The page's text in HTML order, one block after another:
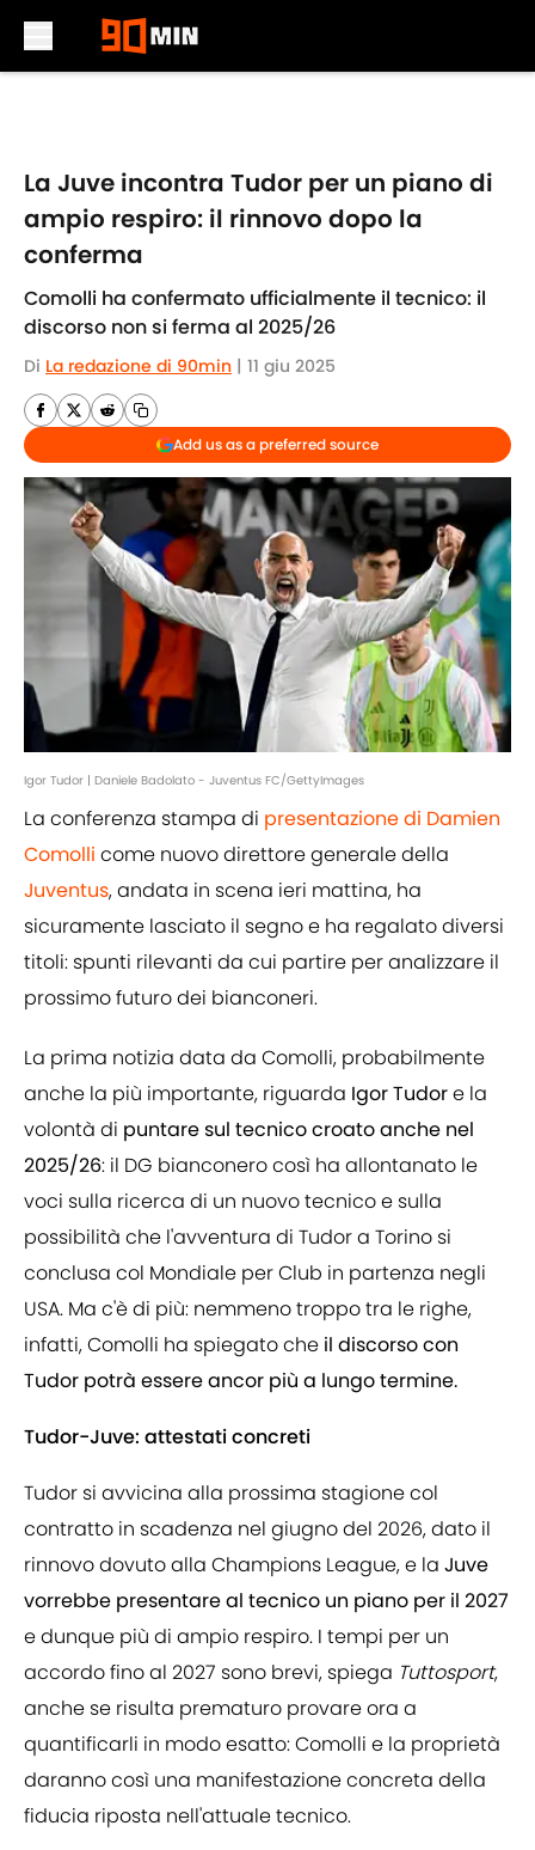
La Juve incontra Tudor per un piano di
ampio respiro: il rinnovo dopo la
conferma
Comolli ha confermato ufficialmente il tecnico: il
discorso non si ferma al 2025/26
Di La redazione di 90min | 11 giu 2025
Add us as a preferred source
Igor Tudor | Daniele Badolato - Juventus FC/GettyImages
La conferenza stampa di presentazione di Damien
Comolli come nuovo direttore generale della
Juventus, andata in scena ieri mattina, ha
sicuramente lasciato il segno e ha regalato diversi
titoli: spunti rilevanti da cui partire per analizzare il
prossimo futuro dei bianconeri.
La prima notizia data da Comolli, probabilmente
anche la più importante, riguarda Igor Tudore la
volontà di puntare sul tecnico croato anche nel
2025/26: il DG bianconero così ha allontanato le
voci sulla ricerca di un nuovo tecnico e sulla
possibilità che l'avventura di Tudor a Torino si
conclusa col Mondiale per Club in partenza negli
USA. Ma c'è di più: nemmeno troppo tra le righe,
infatti, Comolli ha spiegato che il discorso con
Tudor potrà essere ancor più a lungo termine.
Tudor-Juve: attestati concreti
Tudor si avvicina alla prossima stagione col
contratto in scadenza nel giugno del 2026, dato il
rinnovo dovuto alla Champions League, e la Juve
vorrebbe presentare al tecnico un piano per il 2027
e dunque più di ampio respiro. I tempi per un
accordo fino al 2027 sono brevi, spiega Tuttosport,
anche se risulta prematuro provare ora a
quantificarli in modo esatto: Comolli e la proprietà
daranno così una manifestazione concreta della
fiducia riposta nell'attuale tecnico.